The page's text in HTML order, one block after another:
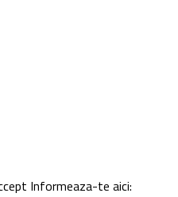
Informeaza-te aici: